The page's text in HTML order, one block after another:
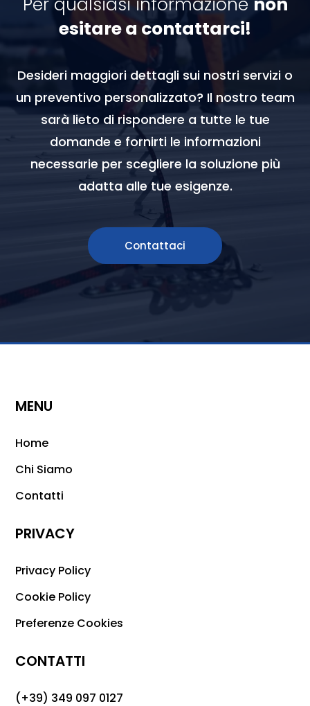
esitare a contattarci!
Desideri maggiori dettagli sui nostri servizi o
un preventivo personalizzato? Il nostro team
sarà lieto di rispondere a tutte le tue
domande e fornirti le informazioni
necessarie per scegliere la soluzione più
adatta alle tue esigenze.
Contattaci
MENU
Home
Chi Siamo
Contatti
PRIVACY
Privacy Policy
Cookie Policy
Preferenze Cookies
CONTATTI
(+39) 349 097 0127